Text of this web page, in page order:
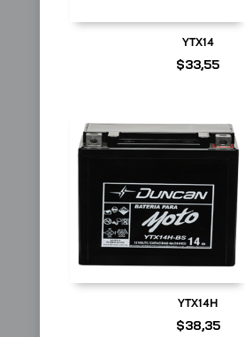
YTX14
$33,55
YTX14H
$38,35